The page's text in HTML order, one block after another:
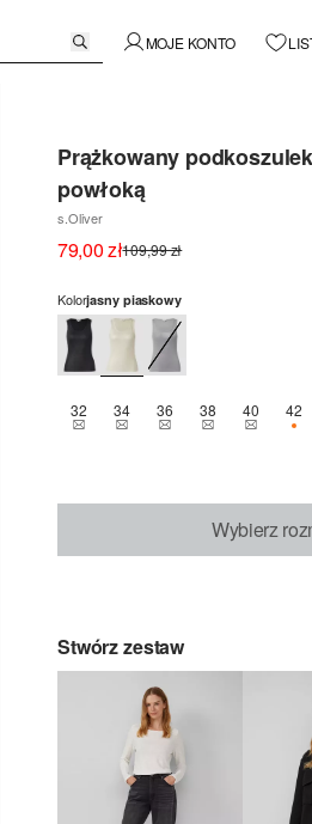
MOJE KONTO
Prążkowany
powłoką
s.Oliver
79,00 zł109,99 zł
Kolorjasny piaskowy
32TEN ROZMIAR JEST OBECNIE
34TEN ROZMIAR JEST
36TEN ROZMIAR JEST
38TEN ROZMIAR
40TEN 42
Wybierz
Stwórz zestaw